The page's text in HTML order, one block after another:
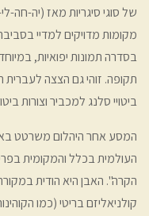
של סוגי סיגריות מאז (יה-חה-
מקומות מדויקים למדיי
בסדרה תמונות יפואיות,
תקופה. זוהי גם הצצה
ביטויי סלנג למכביר וצורות
המסע אחר היהלום משרטט
העולמית בכלל והמקומית
הקרה". האבן היא הודית
קולניאליזם בריטי (כמו